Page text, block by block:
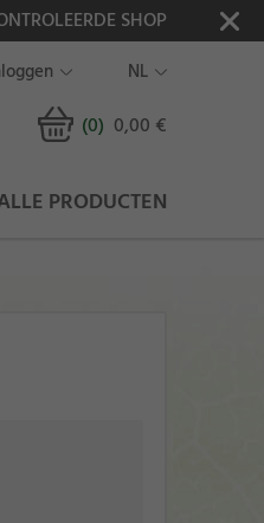
SHOP
PRODUCTEN
NL
(0) 0,00 €